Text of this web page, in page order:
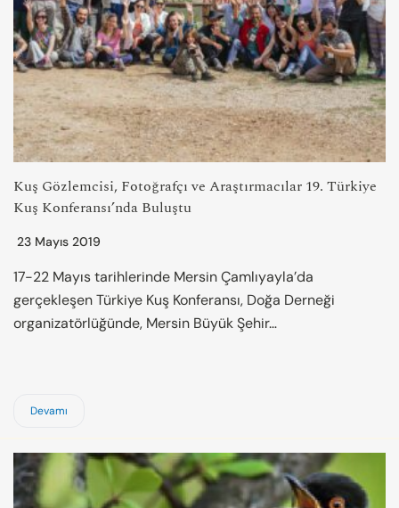
Kuş Gözlemcisi, Fotoğrafçı ve Araştırmacılar 19. Türkiye
Kuş Konferansı’nda Buluştu
23 Mayıs 2019
17-22 Mayıs tarihlerinde Mersin Çamlıyayla’da
gerçekleşen Türkiye Kuş Konferansı, Doğa Derneği
organizatörlüğünde, Mersin Büyük Şehir…
Devamı